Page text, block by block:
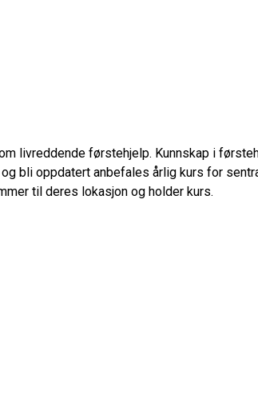
livreddende førstehjelp. Kunnskap i
bli oppdatert anbefales årlig kurs for
til deres lokasjon og holder kurs.